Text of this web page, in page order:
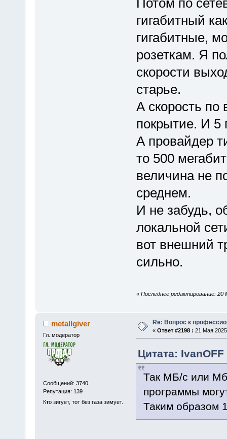
Потом по
гигабитный
гигабитные,
розеткам. Я
скорости
старье.
А скорость по
покрытие. И 5
А провайдер
то 500
величина не
среднем.
И не забудь,
локальной
вот внешний
сильно.
« Последнее редактирование: 20
metallgiver
Гл. модератор
Сообщений: 3740
Репутация: 139
Кто зигует, тот без газа зимует.
Re: Вопрос к
« Ответ #2198 : 21 Мая
Цитата:
Так МБ/с или
программы
Таким образом